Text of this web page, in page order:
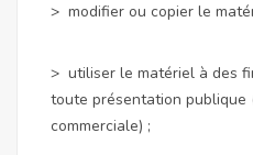
> modifier ou copier le
> utiliser le matériel à des
toute présentation publique
commerciale) ;